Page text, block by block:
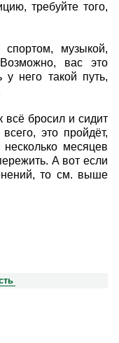
требуйте того,
музыкой,
вас это
него такой путь,
всё бросил и сидит
это пройдёт,
месяцев
А вот если
то см. выше